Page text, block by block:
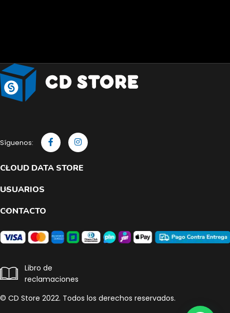
Síguenos:
CLOUD DATA STORE
USUARIOS
CONTACTO
Libro de
reclamaciones
© CD Store 2022. Todos los derechos reservados.